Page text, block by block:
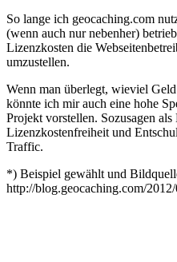
So lange ich geocaching.com
(wenn auch nur nebenher)
Lizenzkosten die
umzustellen.
Wenn man überlegt, wieviel
könnte ich mir auch eine hohe
Projekt vorstellen. Sozusagen
Lizenzkostenfreiheit und
Traffic.
*) Beispiel gewählt und
http://blog.geocaching.com/